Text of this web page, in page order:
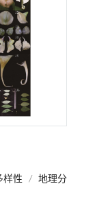
样性 / 地理分